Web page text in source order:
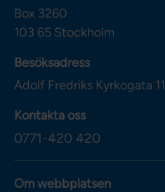
Box 3260
103 65 Stockholm
Besöksadress
Adolf Fredriks Kyrkogata 11
Kontakta oss
0771-420 420
Om webbplatsen